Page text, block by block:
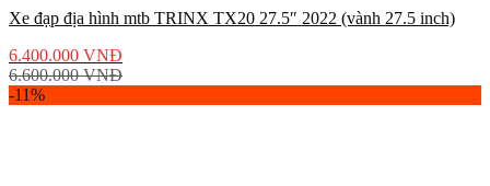
Xe đạp địa hình mtb TRINX TX20 27.5″ 2022 (vành 27.5 inch)
6.400.000 VNĐ
6.600.000VNĐ
-11%